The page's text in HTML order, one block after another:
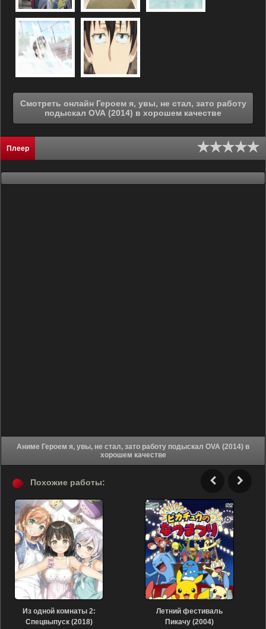
Смотреть онлайн Героем я, увы, не стал, зато работу
подыскал OVA (2014) в хорошем качестве
Плеер
Аниме Героем я, увы, не стал, зато работу подыскал OVA (2014) в
хорошем качестве
Похожие работы:
Из одной комнаты 2:
Спецвыпуск (2018)
Летний фестиваль
Пикачу (2004)